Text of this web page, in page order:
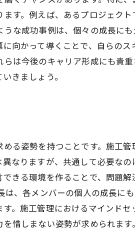
す。例えば、あるプロジェク
な成功事例は、個々の成長に
向かって導くことで、自らの
は今後のキャリア形成にも貴
きましょう。
る姿勢を持つことです。施工
なりますが、共通して必要な
きる環境を作ることで、問題
、各メンバーの個人の成長に
。施工管理におけるマインド
惜しまない姿勢が求められます